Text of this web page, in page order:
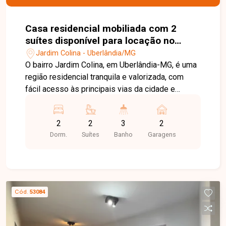
Casa residencial mobiliada com 2
suítes disponível para locação no
bairro Jardim Colina em Uberlândia-
MG
Jardim Colina - Uberlândia/MG
O bairro Jardim Colina, em Uberlândia-MG, é uma
região residencial tranquila e valorizada, com
fácil acesso às principais vias da cidade e
supermercados, escolas, farmácias e diversos
comércios, oferece praticidade, segurança e
qualidade de vida para toda a família. Linda casa
rack/painel com TV, mesa com cadeiras e
cortinas, lavabo, cozinha com armários
planejados, bancada, geladeira, cooktop e
eletrodomésticos, além de área de serviço com
2
Dorm.
2
Suítes
3
Banho
2
Garagens
Cód. 53084